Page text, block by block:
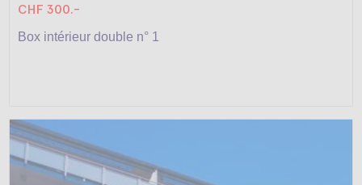
CHF 300.-
Box intérieur double n° 1